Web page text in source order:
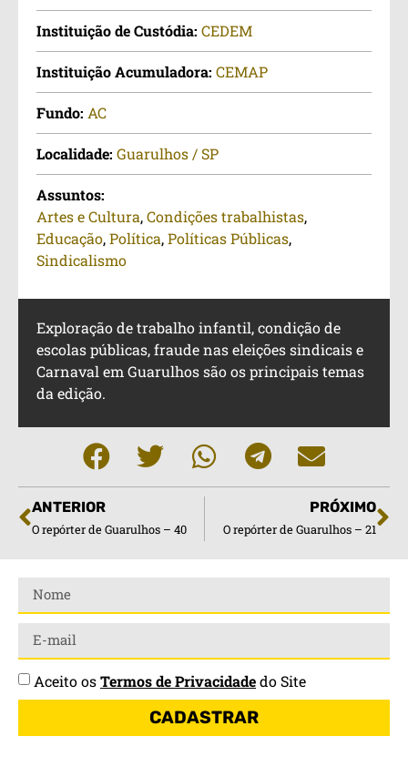
Instituição de Custódia: CEDEM
Instituição Acumuladora: CEMAP
Fundo: AC
Localidade: Guarulhos / SP
Assuntos:
Artes e Cultura,Condições trabalhistas,
Educação,Política,Políticas Públicas,
Sindicalismo
Exploração de trabalho infantil, condição de
escolas públicas, fraude nas eleições sindicais e
Carnaval em Guarulhos são os principais temas
da edição.
ANTERIOR
O repórter de Guarulhos – 40
PRÓXIMO
O repórter de Guarulhos – 21
Aceito osTermos de Privacidadedo Site
CADASTRAR